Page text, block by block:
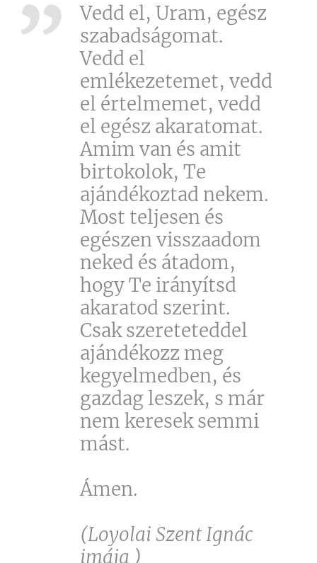
Vedd el, Uram, egész
szabadságomat.
Vedd el
emlékezetemet, vedd
el értelmemet, vedd
el egész akaratomat.
Amim van és amit
birtokolok, Te
ajándékoztad nekem.
Most teljesen és
egészen visszaadom
neked és átadom,
hogy Te irányítsd
akaratod szerint.
Csak szereteteddel
ajándékozz meg
kegyelmedben, és
gazdag leszek, s már
nem keresek semmi
mást.
Ámen.
(Loyolai Szent Ignác
imája )